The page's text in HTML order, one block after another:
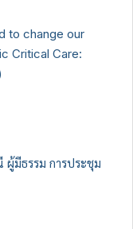
to change our
Critical Care:
มีธรรม การประชุม